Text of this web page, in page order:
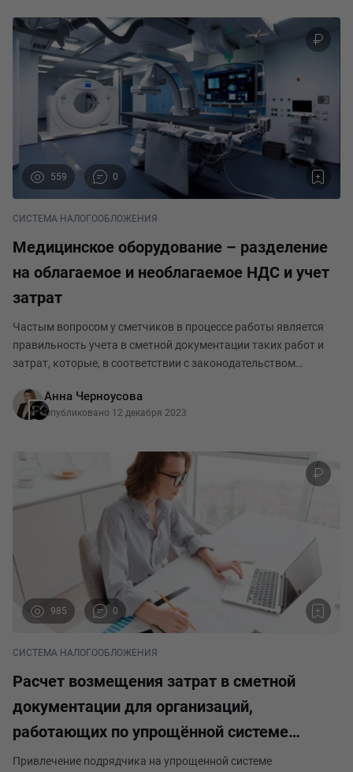
559 0
СИСТЕМА НАЛОГООБЛОЖЕНИЯ
Медицинское оборудование – разделение
на облагаемое и необлагаемое НДС и учет
затрат
Частым вопросом у сметчиков в процессе работы является
правильность учета в сметной документации таких работ и
затрат, которые, в соответствии с законодательством
добавленную стоимость (НДС) или для которых примен
Анна Черноусова
Опубликовано 12 декабря 2023
985 0
СИСТЕМА НАЛОГООБЛОЖЕНИЯ
Расчет возмещения затрат в сметной
документации для организаций,
работающих по упрощённой системе
налогообложения
Привлечение подрядчика на упрощенной системе